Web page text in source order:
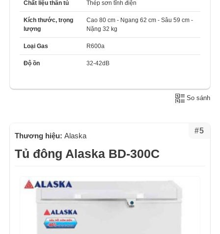
Chất liệu thân tủ Thép sơn tĩnh điện
Kích thước, trọng
lượng
Cao 80 cm - Ngang 62 cm - Sâu 59 cm -
Nặng 32 kg
Loại Gas R600a
Độ ồn 32-42dB
So sánh
#5
Thương hiệu: Alaska
Tủ đông Alaska BD-300C